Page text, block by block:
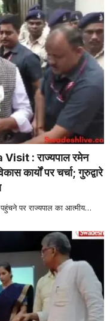
: राज्यपाल रमेन
कार्यों पर चर्चा; गुरुद्वारे
पर राज्यपाल का आत्मीय…